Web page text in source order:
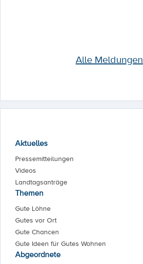
Alle Meldungen
Aktuelles
Pressemitteilungen
Videos
Landtagsanträge
Themen
Gute Löhne
Gutes vor Ort
Gute Chancen
Gute Ideen für Gutes Wohnen
Abgeordnete